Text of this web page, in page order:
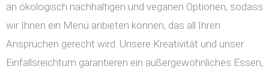
an ökologisch nachhaltigen und veganen Optionen, sodass
wir Ihnen ein Menü anbieten können, das all Ihren
Ansprüchen gerecht wird. Unsere Kreativität und unser
Einfallsreichtum garantieren ein außergewöhnliches Essen,